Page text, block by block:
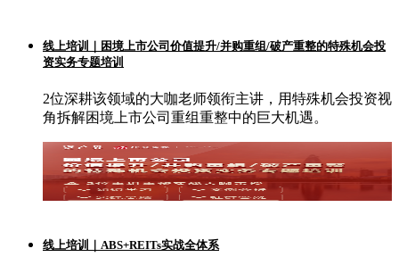
线上培训｜困境上市公司价值提升/并购重组/破产重整的特殊机会投
资实务专题培训
2位深耕该领域的大咖老师领衔主讲，用特殊机会投资视
角拆解困境上市公司重组重整中的巨大机遇。
线上培训｜ABS+REITs实战全体系